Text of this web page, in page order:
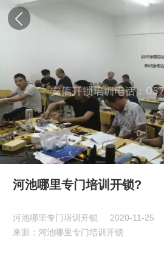
河池哪里专门培训开锁?
河池哪里专门培训开锁
2020-11-25
来源：河池哪里专门培训开锁